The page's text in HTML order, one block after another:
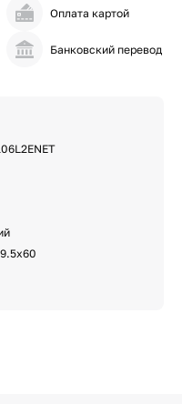
Оплата картой
Банковский перевод